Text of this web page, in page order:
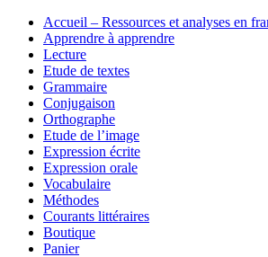
Aller
contenu
Accueil – Ressources et analyses en
Apprendre à apprendre
Lecture
Etude de textes
Grammaire
Conjugaison
Orthographe
Etude de l’image
Expression écrite
Expression orale
Vocabulaire
Méthodes
Courants littéraires
Boutique
Panier